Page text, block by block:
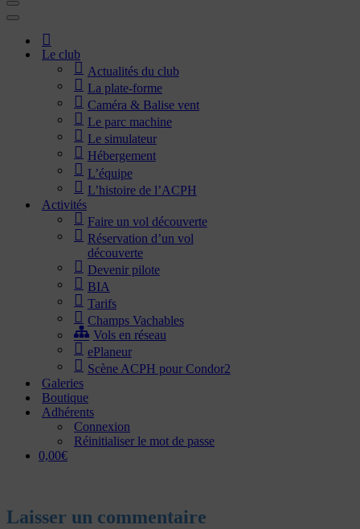
Menu
de
navigation
Menu
navigationAccueil
Le club
Actualités du club
La plate-forme
Caméra & Balise vent
Le parc machine
Le simulateur
Hébergement
L’équipe
L’histoire de l’ACPH
Activités
Faire un vol découverte
Réservation d’un vol
découverte
Devenir pilote
BIA
Tarifs
Champs Vachables
Vols en réseau
ePlaneur
Scène ACPH pour Condor2
Galeries
Boutique
Adhérents
Connexion
Réinitialiser le mot de passe
0,00€
Laisser un commentaire